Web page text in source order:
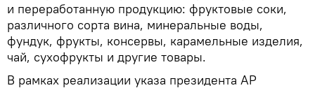
и переработанную продукцию: фруктовые соки,
различного сорта вина, минеральные воды,
фундук, фрукты, консервы, карамельные изделия,
чай, сухофрукты и другие товары.
В рамках реализации указа президента АР